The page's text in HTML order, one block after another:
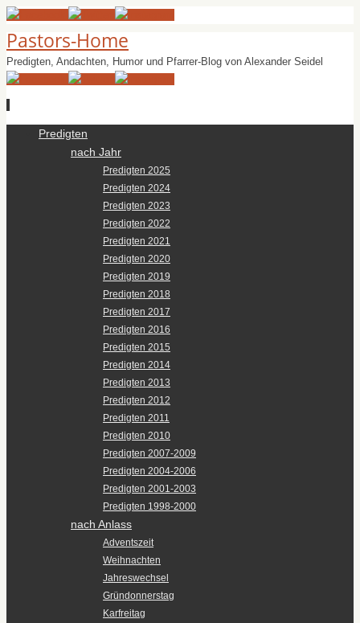
Pastors-Home
Predigten, Andachten, Humor und Pfarrer-Blog von Alexander Seidel
Predigten
nach Jahr
Predigten 2025
Predigten 2024
Predigten 2023
Predigten 2022
Predigten 2021
Predigten 2020
Predigten 2019
Predigten 2018
Predigten 2017
Predigten 2016
Predigten 2015
Predigten 2014
Predigten 2013
Predigten 2012
Predigten 2011
Predigten 2010
Predigten 2007-2009
Predigten 2004-2006
Predigten 2001-2003
Predigten 1998-2000
nach Anlass
Adventszeit
Weihnachten
Jahreswechsel
Gründonnerstag
Karfreitag